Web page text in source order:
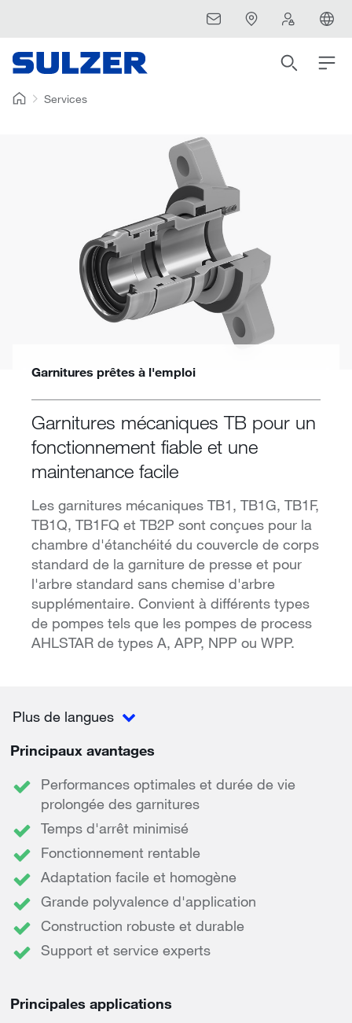
Services
Garnitures prêtes à l'emploi
Garnitures mécaniques TB pour un
fonctionnement fiable et une
maintenance facile
Les garnitures mécaniques TB1, TB1G, TB1F,
TB1Q, TB1FQ et TB2P sont conçues pour la
chambre d'étanchéité du couvercle de corps
standard de la garniture de presse et pour
l'arbre standard sans chemise d'arbre
supplémentaire. Convient à différents types
de pompes tels que les pompes de process
AHLSTAR de types A, APP, NPP ou WPP.
Plus de langues
Principaux avantages
Performances optimales et durée de vie
prolongée des garnitures
Temps d'arrêt minimisé
Fonctionnement rentable
Adaptation facile et homogène
Grande polyvalence d'application
Construction robuste et durable
Support et service experts
Principales applications